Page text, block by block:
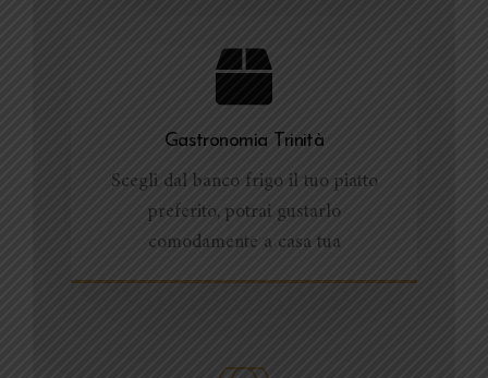
Gastronomia Trinità
Scegli dal banco frigo il tuo piatto
preferito, potrai gustarlo
comodamente a casa tua